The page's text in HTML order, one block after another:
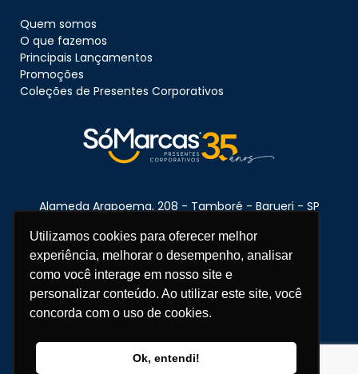
Utilizamos cookies para oferecer melhor
experiência, melhorar o desempenho, analisar
como você interage em nosso site e
personalizar conteúdo. Ao utilizar este site, você
concorda com o uso de cookies.
Ok, entendi!
Quem somos
O que fazemos
Principais Lançamentos
Promoções
Coleções de Presentes Corporativos
Alameda Arapoema, 208 - Tamboré - Barueri - SP
06460-080
Telefone:11 3670-1360
WhatsApp:11 95681-5743
atendimento@somarcas.com.br
Copyright © 2026 SóMarcas - Todos os direitos reservados.